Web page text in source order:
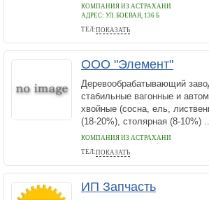
КОМПАНИЯ ИЗ АСТРАХАНИ
АДРЕС: УЛ. БОЕВАЯ, 136 Б
ТЕЛ:ПОКАЗАТЬ
8 (804) 333-71-04
ООО "Элемент"
Деревообрабатывающий
стабильные вагонные и
хвойные (сосна, ель,
(18-20%), столярная (8-10%)
КОМПАНИЯ ИЗ АСТРАХАНИ
ТЕЛ:ПОКАЗАТЬ
89036291636
ИП Запчасть